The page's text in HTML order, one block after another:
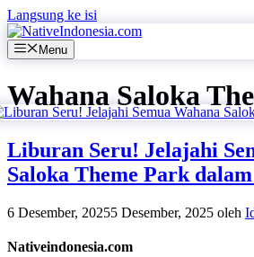
Langsung ke isi
Menu
Wahana Saloka
Liburan Seru! Jelajahi
Saloka Theme Park
6 Desember, 20255 Desember, 2025 oleh
Nativeindonesia.com